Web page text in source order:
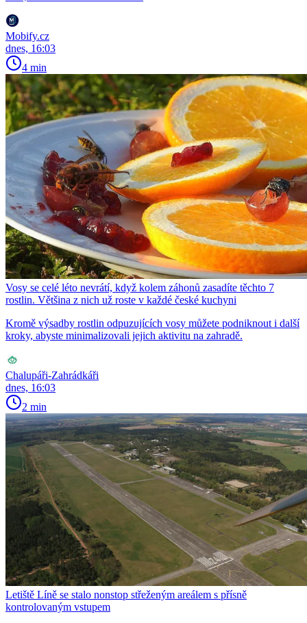
Mobify.cz
dnes, 16:03
4 min
Vosy se celé léto nevrátí, když kolem záhonů zasadíte těchto 7
rostlin. Většina z nich už roste v každé české kuchyni
Kromě výsadby rostlin odpuzujících vosy můžete podniknout i další
kroky, abyste minimalizovali jejich aktivitu na zahradě.
Chalupáři-Zahrádkáři
dnes, 16:03
2 min
Letiště Líně se stalo nonstop střeženým areálem s přísně
kontrolovaným vstupem